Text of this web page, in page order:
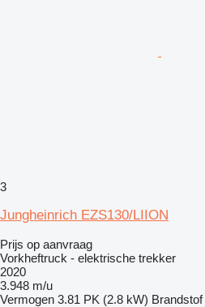
3
Jungheinrich EZS130/LIION
Prijs op aanvraag
Vorkheftruck - elektrische trekker
2020
3.948 m/u
Vermogen 3.81 PK (2.8 kW) Brandstof